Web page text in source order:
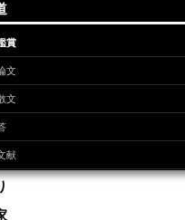
賞
文
文
献